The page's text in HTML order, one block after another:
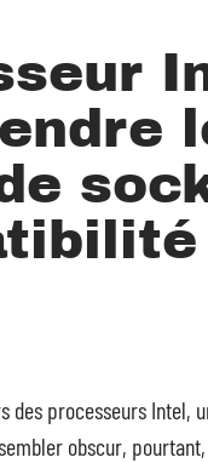
des processeurs
obscur,